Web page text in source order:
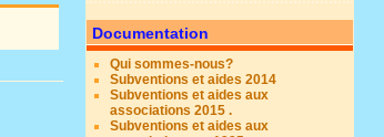
Documentation
Qui sommes-nous?
Subventions et aides 2014
Subventions et aides aux
associations 2015 .
Subventions et aides aux